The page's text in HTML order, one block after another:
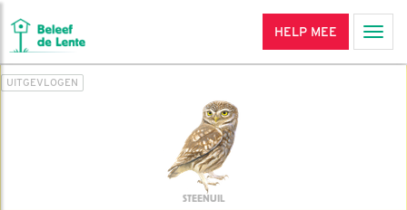
HELP MEE
UITGEVLOGEN
STEENUIL